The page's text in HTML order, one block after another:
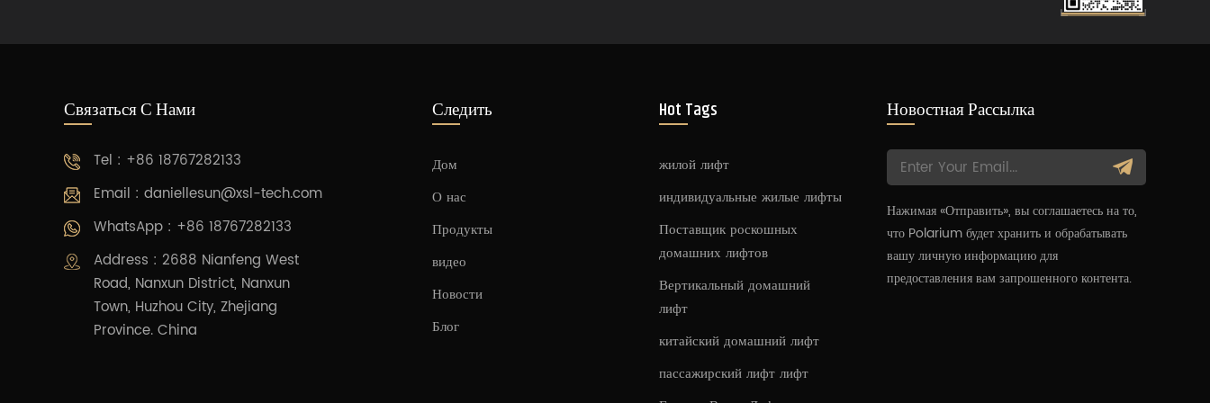
Связаться С Нами
Tel : +86 18767282133
Email : daniellesun@xsl-tech.com
WhatsApp : +86 18767282133
Address : 2688 Nianfeng West
Road, Nanxun District, Nanxun
Town, Huzhou City, Zhejiang
Province. China
Следить
Дом
О нас
Продукты
видео
Новости
Блог
Hot Tags
жилой лифт
индивидуальные жилые лифты
Поставщик роскошных
домашних лифтов
Вертикальный домашний
лифт
китайский домашний лифт
пассажирский лифт лифт
Новостная Рассылка
Нажимая «Отправить», вы соглашаетесь на то,
что Polarium будет хранить и обрабатывать
вашу личную информацию для
предоставления вам запрошенного контента.